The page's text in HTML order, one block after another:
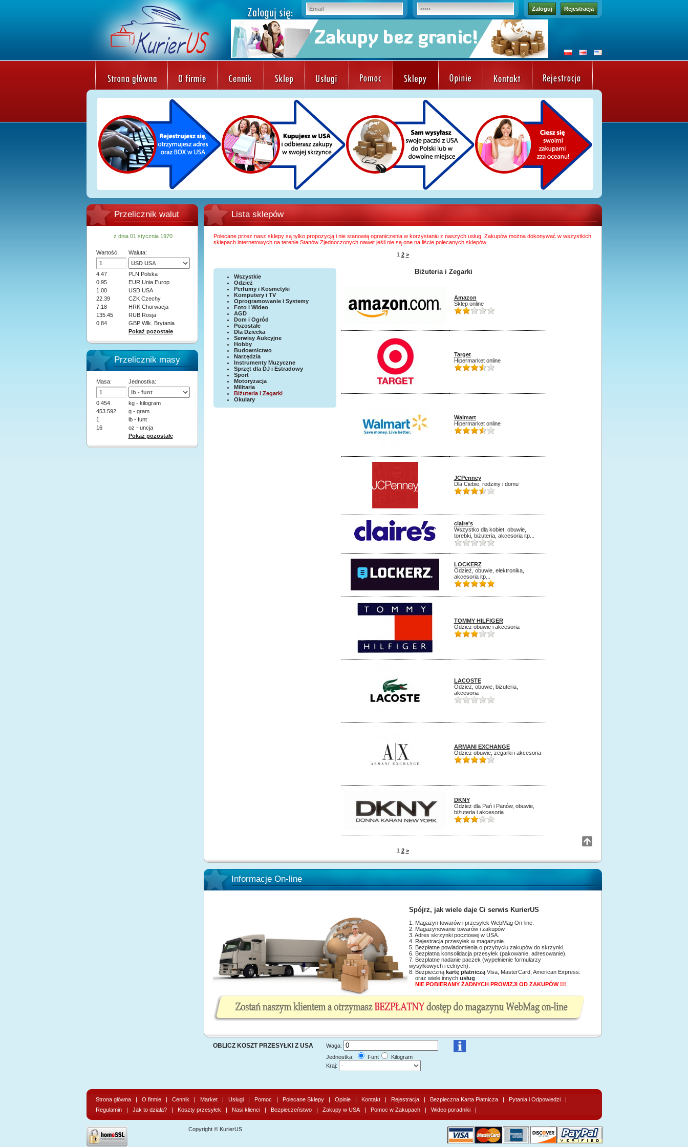
Zaloguj Rejestracja
Przelicznik walut
z dnia 01 stycznia 1970
Wartość: Waluta:
4.47
PLN Polska
0.95
EUR Unia Europ.
1.00
USD USA
22.39
CZK Czechy
7.18
HRK Chorwacja
135.45
RUB Rosja
0.84
GBP Wlk. Brytania
Pokaż pozostałe
Lista sklepów
Polecane przez nasz sklepy są tylko propozycją i nie stanowią ograniczenia w korzystaniu z naszych usług. Zakupów można dokonywać w wszystkich
sklepach internetowych na terenie Stanów Zjednoczonych nawet jeśli nie są one na liście polecanych sklepów
1 2 >
Wszystkie
Odzież
Perfumy i Kosmetyki
Komputery i TV
Oprogramowanie i Systemy
Foto i Wideo
AGD
Dom i Ogród
Pozostałe
Dla Dziecka
Serwisy Aukcyjne
Hobby
Budownictwo
Narzędzia
Instrumenty Muzyczne
Sprzęt dla DJ i Estradowy
Sport
Motoryzacja
Militaria
Biżuteria i Zegarki
Okulary
Biżuteria i Zegarki
Amazon
Sklep online
Target
Hipermarket online
Walmart
Hipermarket online
JCPenney
Dla Ciebie, rodziny i domu
claire's
Wszystko dla kobiet, obuwie,
torebki, biżuteria, akcesoria itp...
LOCKERZ
Odzież, obuwie, elektronika,
akcesoria itp...
TOMMY HILFIGER
Odzież obuwie i akcesoria
LACOSTE
Odzież, obuwie, biżuteria,
akcesoria
ARMANI EXCHANGE
Odzież obuwie, zegarki i akcesoria
DKNY
Odzież dla Pań i Panów, obuwie,
biżuteria i akcesoria
1 2 >
Przelicznik masy
Masa: Jednostka:
0.454
kg - kilogram
453.592
g - gram
1
lb - funt
16
oz - uncja
Pokaż pozostałe
Informacje On-line
Spójrz, jak wiele daje Ci serwis KurierUS
1. Magazyn towarów i przesyłek WebMag On-line.
2. Magazynowanie towarów i zakupów.
3. Adres skrzynki pocztowej w USA.
4. Rejestracja przesyłek w magazynie.
5. Bezpłatne powiadomienia o przybyciu zakupów do skrzynki.
6. Bezpłatna konsolidacja przesyłek (pakowanie, adresowanie).
7. Bezpłatne nadanie paczek (wypełnienie formularzy
wysyłkowych i celnych).
8. Bezpieczną kartę płatnicząVisa, MasterCard, American Express.
oraz wiele innych usług
NIE POBIERAMY ŻADNYCH PROWIZJI OD ZAKUPÓW !!!
OBLICZ KOSZT PRZESYŁKI Z USA
Waga:
Jednostka:
Funt
Kilogram
Kraj:
Strona główna| O firmie| Cennik | Market| Usługi| Pomoc | Polecane Sklepy| Opinie| Kontakt| Rejestracja| Bezpieczna Karta Płatnicza| Pytania i Odpowiedzi|
Regulamin| Jak to działa?| Koszty przesyłek | Nasi klienci| Bezpieczeństwo| Zakupy w USA| Pomoc w Zakupach| Wideo poradniki|
Copyright © KurierUS